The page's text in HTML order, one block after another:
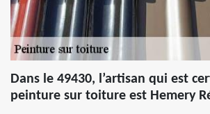
Dans le 49430, l’artisan qui est
peinture sur toiture est Hemery